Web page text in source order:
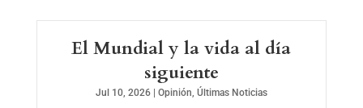
El Mundial y la vida al día
siguiente
Jul 10, 2026| Opinión Últimas Noticias